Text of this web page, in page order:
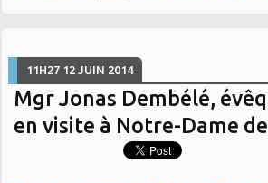
11H27 12 JUIN 2014
Mgr Jonas Dembélé,
en visite à Notre-Dame